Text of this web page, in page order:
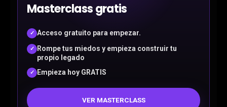
Masterclass gratis
✓ Acceso gratuito para empezar.
✓
Rompe tus miedos y empieza construir tu
propio legado
✓ Empieza hoy GRATIS
VER MASTERCLASS